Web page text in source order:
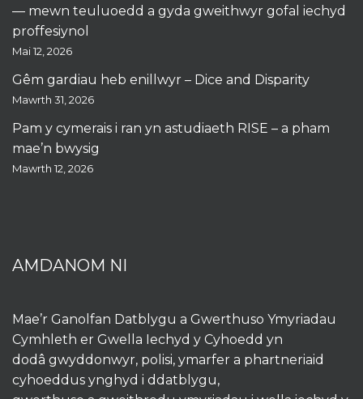
— mewn teuluoedd a gyda gweithwyr gofal iechyd
proffesiynol
Mai 12, 2026
Gêm gardiau heb enillwyr – Dice and Disparity
Mawrth 31, 2026
Pam y cymerais i ran yn astudiaeth RISE – a pham
mae’n bwysig
Mawrth 12, 2026
AMDANOM NI
Mae’r Ganolfan Datblygu a Gwerthuso Ymyriadau
Cymhleth er Gwella Iechyd y Cyhoedd yn
dodâ gwyddonwyr, polisi, ymarfer a phartneriaid
cyhoeddus ynghyd i ddatblygu,